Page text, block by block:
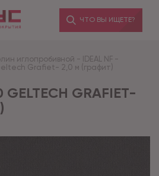
ЧТО ВЫ ИЩЕТЕ?
иглопробивной - IDEAL NF -
Grafiet- 2,0 м (графит)
GELTECH GRAFIET-